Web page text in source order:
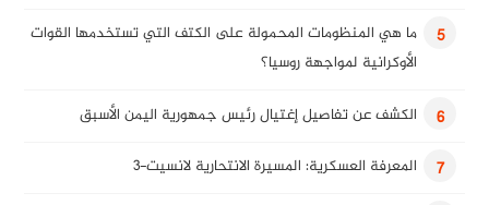
5
ما هي المنظومات المحمولة على الكتف التي تستخدمها القوات
الأوكرانية لمواجهة روسيا؟
6 الكشف عن تفاصيل إغتيال رئيس جمهورية اليمن الأسبق
7 المعرفة العسكرية: المسيرة الانتحارية لانسيت-3